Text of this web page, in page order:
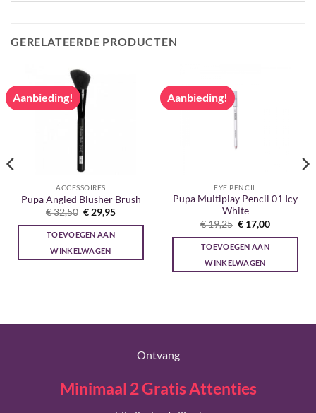
GERELATEERDE PRODUCTEN
Aanbieding!
ACCESSOIRES
Pupa Angled Blusher Brush
€32,50 Oorspronkelijke
prijs
was:
€ 32,50.
€29,95Huidige
is:
TOEVOEGEN AAN
WINKELWAGEN
Aanbieding!
EYE PENCIL
Pupa Multiplay Pencil 01 Icy
White
€19,25 Oorspronkelijke
prijs
was:
€ 19,25.
€ 17,00Huidige
is:
TOEVOEGEN AAN
WINKELWAGEN
Ontvang
Minimaal 2 Gratis Attenties